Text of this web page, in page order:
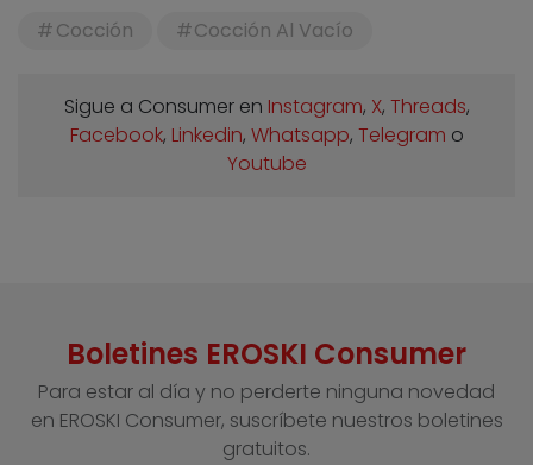
Cocción Cocción Al Vacío
Sigue a Consumer en Instagram, X, Threads,
Facebook, Linkedin, Whatsapp, Telegram o
Youtube
Boletines EROSKI Consumer
Para estar al día y no perderte ninguna novedad
en EROSKI Consumer, suscríbete nuestros boletines
gratuitos.